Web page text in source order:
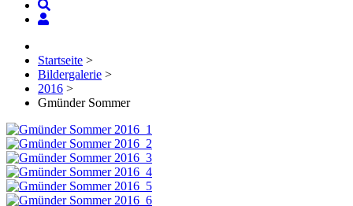
Startseite >
Bildergalerie >
2016 >
Gmünder Sommer